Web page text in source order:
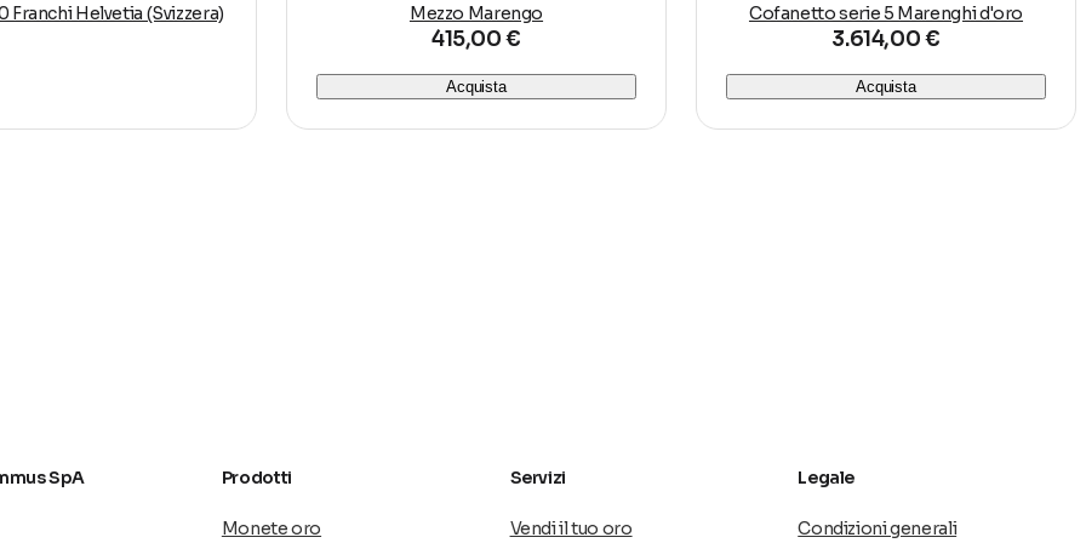
Svizzera.
Franchi Helvetia (Svizzera) Mezzo Marengo
415,00 €
Acquista
Cofanetto serie 5 Marenghi d'oro
3.614,00 €
Acquista
SpA Prodotti
Monete oro
Servizi
Vendi il tuo oro
Legale
Condizioni generali